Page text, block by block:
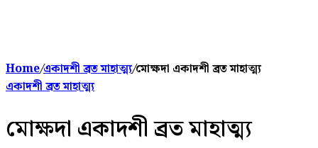
Home/একাদশী ব্রত মাহাত্ম্য/মোক্ষদা একাদশী ব্রত মাহাত্ম্য
একাদশী ব্রত মাহাত্ম্য
মোক্ষদা একাদশী ব্রত মাহাত্ম্য